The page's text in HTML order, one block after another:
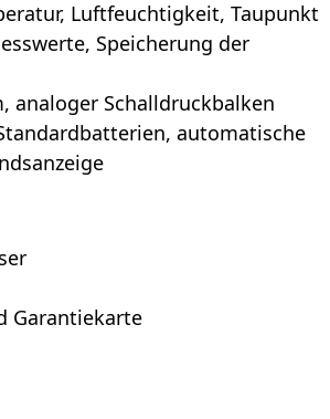
Luftfeuchtigkeit, Taupunkt
Speicherung der
analoger Schalldruckbalken
automatische
Garantiekarte